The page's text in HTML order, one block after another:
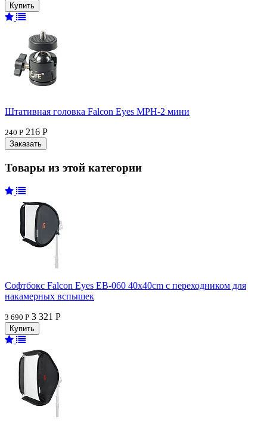
Штативная головка Falcon Eyes MPH-2 мини
240 Р 216 Р
Товары из этой категории
Софтбокс Falcon Eyes EB-060 40x40cm с переходником для
накамерных вспышек
3 690 Р 3 321 Р